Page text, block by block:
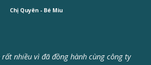
Chị Quyên - Bé Miu
nhiều vì đã đồng hành cùng công ty